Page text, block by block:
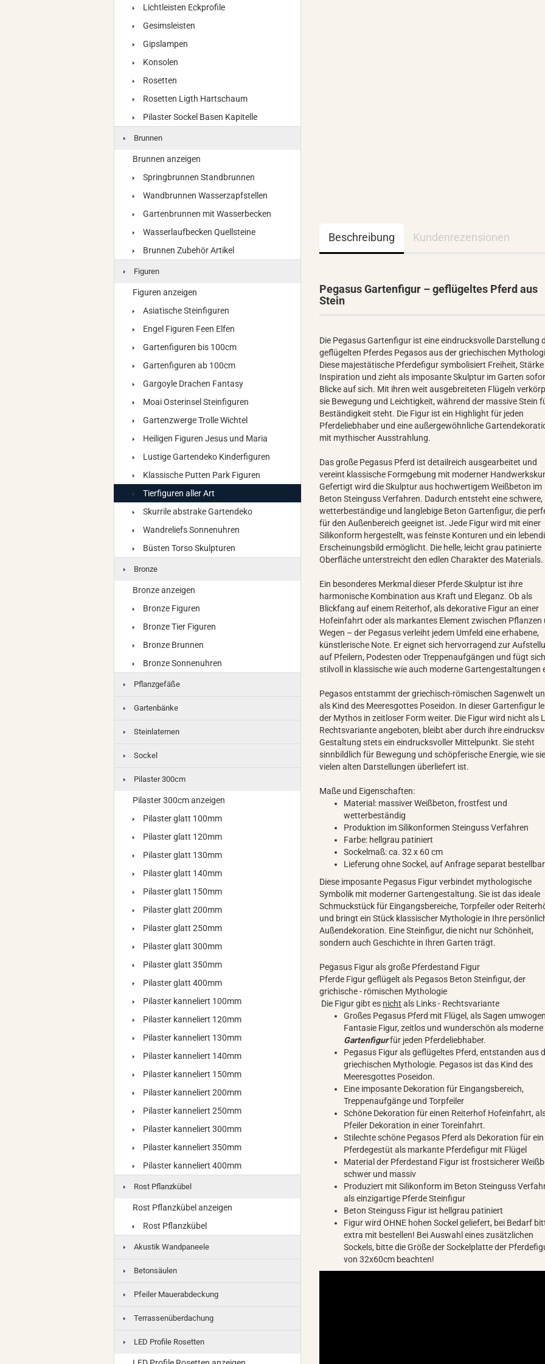
Beschreibung Kundenrezensionen
Pegasus Gartenfigur – geflügeltes Pferd aus
Stein
Die Pegasus Gartenfigur ist eine eindrucksvolle Darstellung
geflügelten Pferdes Pegasos aus der griechischen
Diese majestätische Pferdefigur symbolisiert Freiheit, Stärke
Inspiration und zieht als imposante Skulptur im Garten
Blicke auf sich. Mit ihren weit ausgebreiteten Flügeln
sie Bewegung und Leichtigkeit, während der massive Stein
Beständigkeit steht. Die Figur ist ein Highlight für jeden
Pferdeliebhaber und eine außergewöhnliche
mit mythischer Ausstrahlung.
Das große Pegasus Pferd ist detailreich ausgearbeitet und
vereint klassische Formgebung mit moderner
Gefertigt wird die Skulptur aus hochwertigem Weißbeton im
Beton Steinguss Verfahren. Dadurch entsteht eine schwere,
wetterbeständige und langlebige Beton Gartenfigur, die
für den Außenbereich geeignet ist. Jede Figur wird mit einer
Silikonform hergestellt, was feinste Konturen und ein
Erscheinungsbild ermöglicht. Die helle, leicht grau patinierte
Oberfläche unterstreicht den edlen Charakter des Materials.
Ein besonderes Merkmal dieser Pferde Skulptur ist ihre
harmonische Kombination aus Kraft und Eleganz. Ob als
Blickfang auf einem Reiterhof, als dekorative Figur an einer
Hofeinfahrt oder als markantes Element zwischen Pflanzen
Wegen – der Pegasus verleiht jedem Umfeld eine erhabene,
künstlerische Note. Er eignet sich hervorragend zur
auf Pfeilern, Podesten oder Treppenaufgängen und fügt sich
stilvoll in klassische wie auch moderne Gartengestaltungen
Pegasos entstammt der griechisch-römischen Sagenwelt
als Kind des Meeresgottes Poseidon. In dieser Gartenfigur
der Mythos in zeitloser Form weiter. Die Figur wird nicht als
Rechtsvariante angeboten, bleibt aber durch ihre
Gestaltung stets ein eindrucksvoller Mittelpunkt. Sie steht
sinnbildlich für Bewegung und schöpferische Energie, wie
vielen alten Darstellungen überliefert ist.
Maße und Eigenschaften:
Material: massiver Weißbeton, frostfest und
wetterbeständig
Produktion im Silikonformen Steinguss Verfahren
Farbe: hellgrau patiniert
Sockelmaß: ca. 32 x 60 cm
Lieferung ohne Sockel, auf Anfrage separat bestellbar
Diese imposante Pegasus Figur verbindet mythologische
Symbolik mit moderner Gartengestaltung. Sie ist das ideale
Schmuckstück für Eingangsbereiche, Torpfeiler oder
und bringt ein Stück klassischer Mythologie in Ihre
Außendekoration. Eine Steinfigur, die nicht nur Schönheit,
sondern auch Geschichte in Ihren Garten trägt.
Pegasus Figur als große Pferdestand Figur
Pferde Figur geflügelt als Pegasos Beton Steinfigur, der
grichische - römischen Mythologie
Die Figur gibt es nicht als Links - Rechtsvariante
Großes Pegasus Pferd mit Flügel, als Sagen
Fantasie Figur, zeitlos und wunderschön als moderne
Gartenfigurfür jeden Pferdeliebhaber.
Pegasus Figur als geflügeltes Pferd, entstanden aus
griechischen Mythologie. Pegasos ist das Kind des
Meeresgottes Poseidon.
Eine imposante Dekoration für Eingangsbereich,
Treppenaufgänge und Torpfeiler
Schöne Dekoration für einen Reiterhof Hofeinfahrt,
Pfeiler Dekoration in einer Toreinfahrt.
Stilechte schöne Pegasos Pferd als Dekoration für ein
Pferdegestüt als markante Pferdefigur mit Flügel
Material der Pferdestand Figur ist frostsicherer
schwer und massiv
Produziert mit Silikonform im Beton Steinguss
als einzigartige Pferde Steinfigur
Beton Steinguss Figur ist hellgrau patiniert
Figur wird OHNE hohen Sockel geliefert, bei Bedarf
extra mit bestellen! Bei Auswahl eines zusätzlichen
Sockels, bitte die Größe der Sockelplatte der
von 32x60cm beachten!
Lichtleisten Eckprofile
Gesimsleisten
Gipslampen
Konsolen
Rosetten
Rosetten Ligth Hartschaum
Pilaster Sockel Basen Kapitelle
Brunnen
Brunnen anzeigen
Springbrunnen Standbrunnen
Wandbrunnen Wasserzapfstellen
Gartenbrunnen mit Wasserbecken
Wasserlaufbecken Quellsteine
Brunnen Zubehör Artikel
Figuren
Figuren anzeigen
Asiatische Steinfiguren
Engel Figuren Feen Elfen
Gartenfiguren bis 100cm
Gartenfiguren ab 100cm
Gargoyle Drachen Fantasy
Moai Osterinsel Steinfiguren
Gartenzwerge Trolle Wichtel
Heiligen Figuren Jesus und Maria
Lustige Gartendeko Kinderfiguren
Klassische Putten Park Figuren
Tierfiguren aller Art
Skurrile abstrake Gartendeko
Wandreliefs Sonnenuhren
Büsten Torso Skulpturen
Bronze
Bronze anzeigen
Bronze Figuren
Bronze Tier Figuren
Bronze Brunnen
Bronze Sonnenuhren
Pflanzgefäße
Gartenbänke
Steinlaternen
Sockel
Pilaster 300cm
Pilaster 300cm anzeigen
Pilaster glatt 100mm
Pilaster glatt 120mm
Pilaster glatt 130mm
Pilaster glatt 140mm
Pilaster glatt 150mm
Pilaster glatt 200mm
Pilaster glatt 250mm
Pilaster glatt 300mm
Pilaster glatt 350mm
Pilaster glatt 400mm
Pilaster kanneliert 100mm
Pilaster kanneliert 120mm
Pilaster kanneliert 130mm
Pilaster kanneliert 140mm
Pilaster kanneliert 150mm
Pilaster kanneliert 200mm
Pilaster kanneliert 250mm
Pilaster kanneliert 300mm
Pilaster kanneliert 350mm
Pilaster kanneliert 400mm
Rost Pflanzkübel
Rost Pflanzkübel anzeigen
Rost Pflanzkübel
Akustik Wandpaneele
Betonsäulen
Pfeiler Mauerabdeckung
Terrassenüberdachung
LED Profile Rosetten